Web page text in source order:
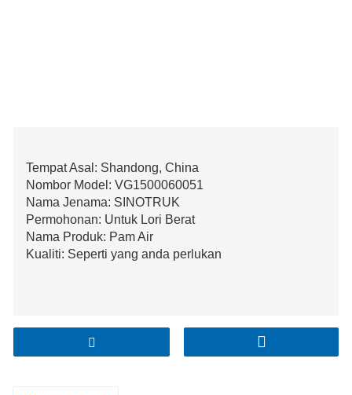
Tempat Asal: Shandong, China
Nombor Model: VG1500060051
Nama Jenama: SINOTRUK
Permohonan: Untuk Lori Berat
Nama Produk: Pam Air
Kualiti: Seperti yang anda perlukan